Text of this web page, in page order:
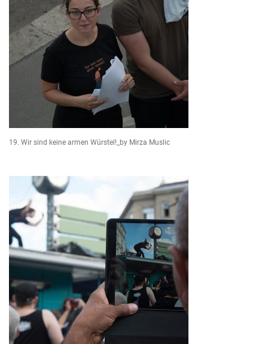
19. Wir sind keine armen Würstel!_by Mirza Muslic